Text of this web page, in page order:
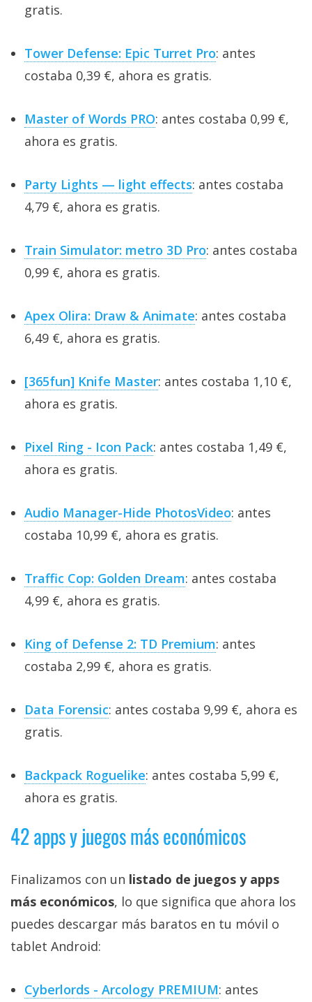
gratis.
Tower Defense: Epic Turret Pro: antes
costaba 0,39 €, ahora es gratis.
Master of Words PRO: antes costaba 0,99 €,
ahora es gratis.
Party Lights — light effects: antes costaba
4,79 €, ahora es gratis.
Train Simulator: metro 3D Pro: antes costaba
0,99 €, ahora es gratis.
Apex Olira: Draw & Animate: antes costaba
6,49 €, ahora es gratis.
[365fun] Knife Master: antes costaba 1,10 €,
ahora es gratis.
Pixel Ring - Icon Pack: antes costaba 1,49 €,
ahora es gratis.
Audio Manager-Hide PhotosVideo: antes
costaba 10,99 €, ahora es gratis.
Traffic Cop: Golden Dream: antes costaba
4,99 €, ahora es gratis.
King of Defense 2: TD Premium: antes
costaba 2,99 €, ahora es gratis.
Data Forensic: antes costaba 9,99 €, ahora es
gratis.
Backpack Roguelike: antes costaba 5,99 €,
ahora es gratis.
42 apps y juegos más económicos
Finalizamos con un listado de juegos y apps
más económicos, lo que significa que ahora los
puedes descargar más baratos en tu móvil o
tablet Android:
Cyberlords - Arcology PREMIUM: antes